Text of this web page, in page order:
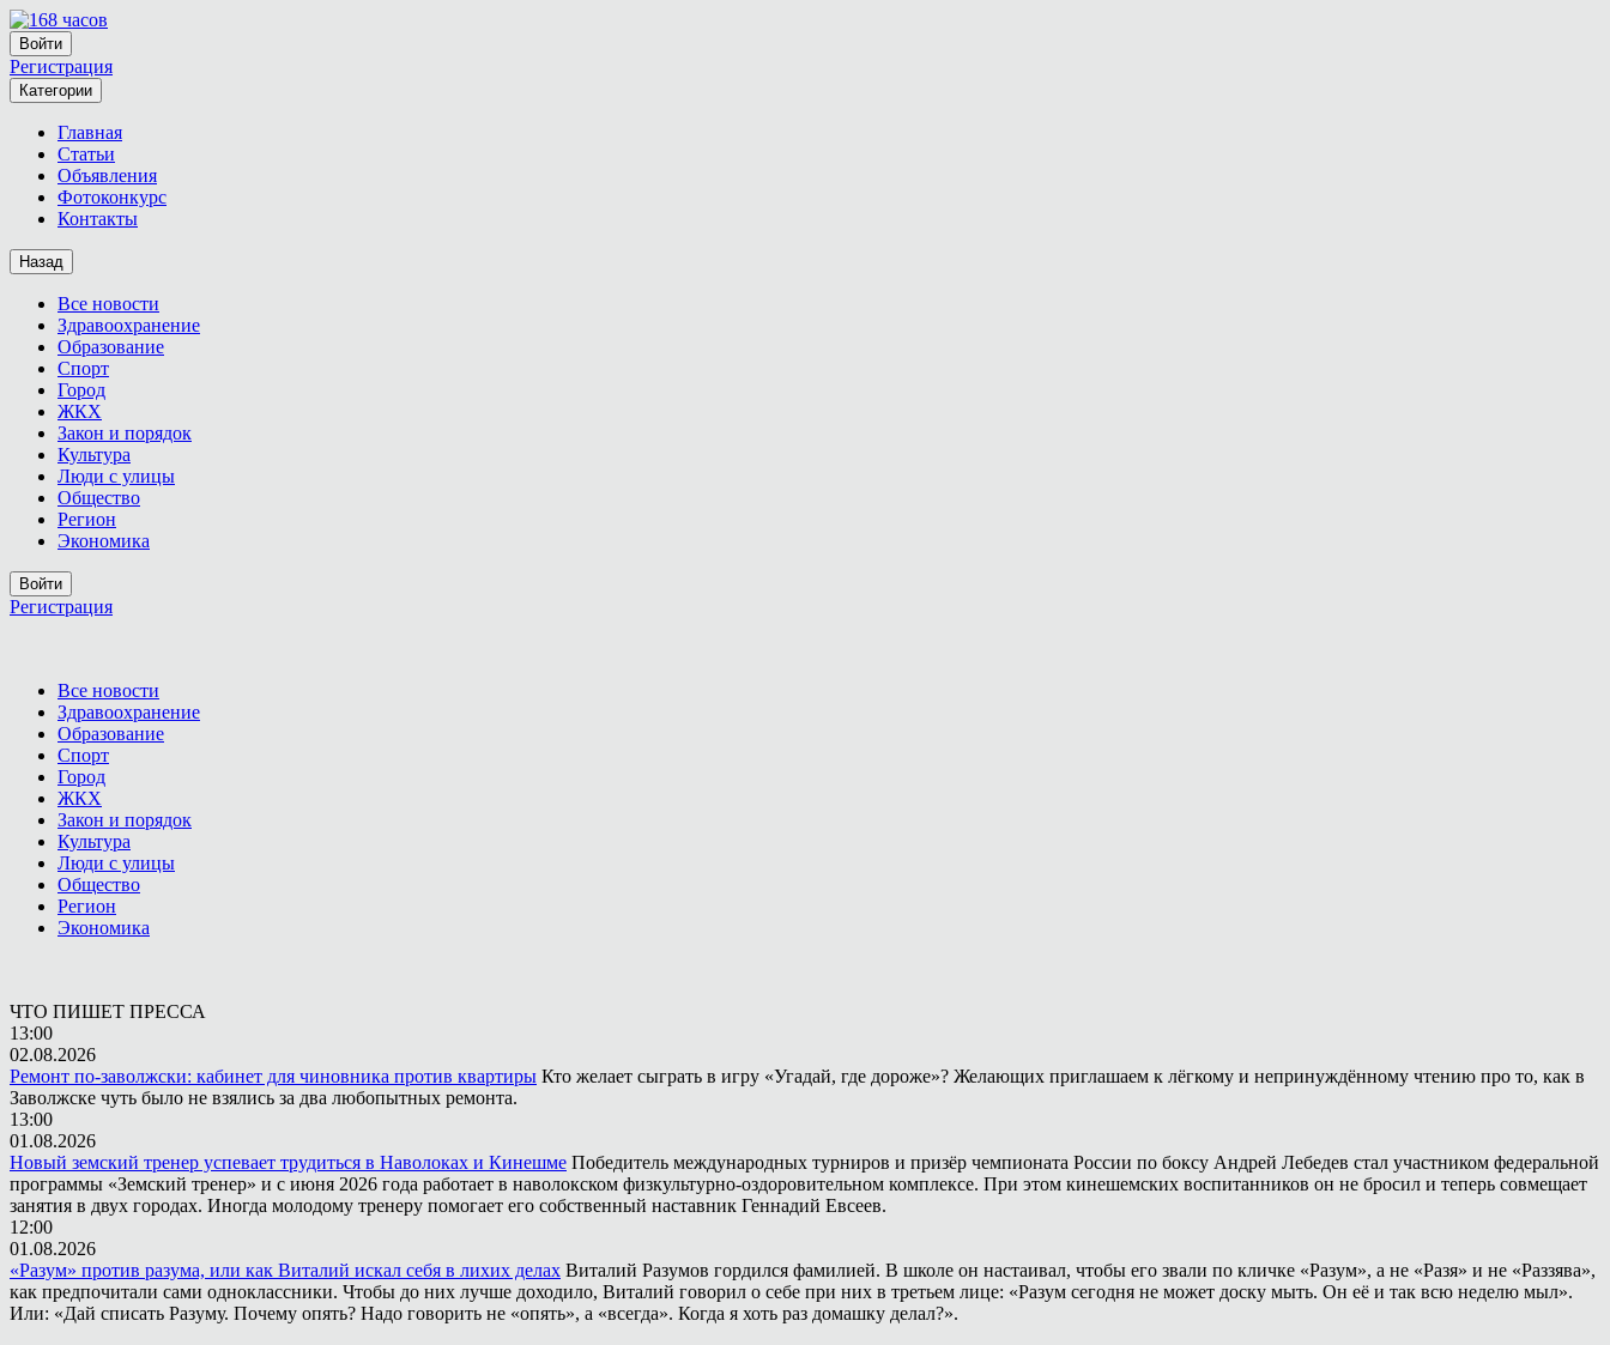
Войти
Регистрация
Категории
Главная
Статьи
Объявления
Фотоконкурс
Контакты
Назад
Все новости
Здравоохранение
Образование
Спорт
Город
ЖКХ
Закон и порядок
Культура
Люди с улицы
Общество
Регион
Экономика
Войти
Регистрация
Все новости
Здравоохранение
Образование
Спорт
Город
ЖКХ
Закон и порядок
Культура
Люди с улицы
Общество
Регион
Экономика
ЧТО ПИШЕТ ПРЕССА
13:00
02.08.2026
Ремонт по-заволжски: кабинет для чиновника против квартиры Кто желает сыграть в игру «Угадай, где дороже»? Желающих приглашаем к лёгкому и непринуждённому чтению про то, как в
Заволжске чуть было не взялись за два любопытных ремонта.
13:00
01.08.2026
Новый земский тренер успевает трудиться в Наволоках и Кинешме Победитель международных турниров и призёр чемпионата России по боксу Андрей Лебедев стал участником федеральной
программы «Земский тренер» и с июня 2026 года работает в наволокском физкультурно-оздоровительном комплексе. При этом кинешемских воспитанников он не бросил и теперь совмещает
занятия в двух городах. Иногда молодому тренеру помогает его собственный наставник Геннадий Евсеев.
12:00
01.08.2026
«Разум» против разума, или как Виталий искал себя в лихих делах Виталий Разумов гордился фамилией. В школе он настаивал, чтобы его звали по кличке «Разум», а не «Разя» и не «Раззява»,
как предпочитали сами одноклассники. Чтобы до них лучше доходило, Виталий говорил о себе при них в третьем лице: «Разум сегодня не может доску мыть. Он её и так всю неделю мыл».
Или: «Дай списать Разуму. Почему опять? Надо говорить не «опять», а «всегда». Когда я хоть раз домашку делал?».